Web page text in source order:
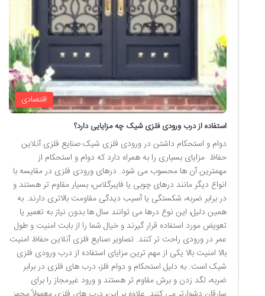
اقتصادی
استفاده از درب ورودی فلزی شیک چه مزایایی دارد؟
دوام و استحکام داشتن در ورودی فلزی شیک صنایع فلزی آنلاین
حفاظ مزایای بسیاری را به همراه دارد که دوام و استحکام از
مهمترین آن ها محسوب می شود. درهای ورودی فلزی در مقایسه با
انواع دیگر مانند درهای چوبی یا فایبرگلاس، بسیار مقاوم تر هستند و
در برابر ضربه، شکستگی یا آسیب دیدگی مقاومت بالاتری دارند. به
همین دلیل، این نوع درها می توانند سال ها بدون نیاز به تعمیر یا
تعویض مورد استفاده قرار گیرند و خیال شما را از بابت امنیت و طول
عمر در ورودی راحت تر کنند. تصاویر صنایع فلزی آنلاین حفاظ امنیت
بالا امنیت بالا یکی از مهم ترین مزایای استفاده از درب ورودی فلزی
شیک است. به دلیل استحکام و دوام فلز، درب های فلزی در برابر
ضربه، لگد زدن و برش مقاوم تر هستند و ورود غیرمجاز را برای